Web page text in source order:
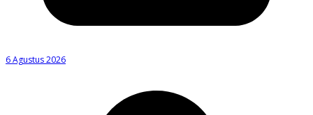
6 Agustus 2026